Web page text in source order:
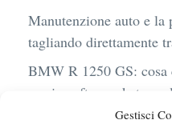
Gestisci
Manutenzione auto e
tagliando direttamente
BMW R 1250 GS: cosa
scarico aftermarket
Audi Q4 e-Tron 40